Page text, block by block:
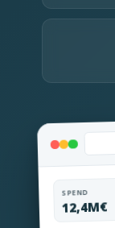
SPEND
12,4M€